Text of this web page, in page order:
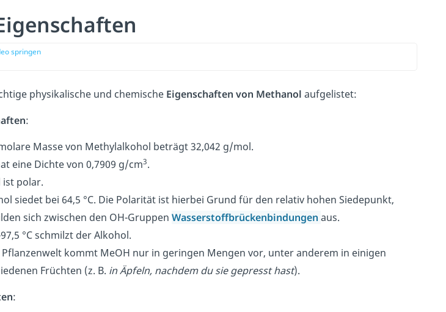
springen
physikalische und chemische Eigenschaften von Methanol aufgelistet:
:
Masse von Methylalkohol beträgt 32,042 g/mol.
eine Dichte von 0,7909 g/cm3.
polar.
siedet bei 64,5 °C. Die Polarität ist hierbei Grund für den relativ hohen Siedepunkt,
sich zwischen den OH-Gruppen Wasserstoffbrückenbindungen aus.
°C schmilzt der Alkohol.
kommt MeOH nur in geringen Mengen vor, unter anderem in einigen
Früchten (z. B. in Äpfeln, nachdem du sie gepresst hast).
: